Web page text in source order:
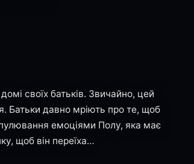
своїх батьків. Звичайно, цей
Батьки давно мріють про те, щоб
емоціями Полу, яка має
щоб він переїха…